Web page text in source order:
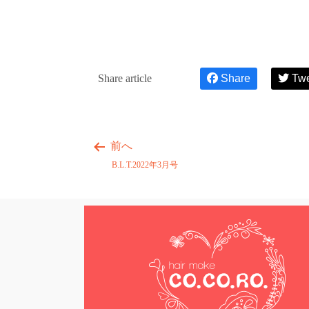
Share article Share
前へ
B.L.T.2022年3月号